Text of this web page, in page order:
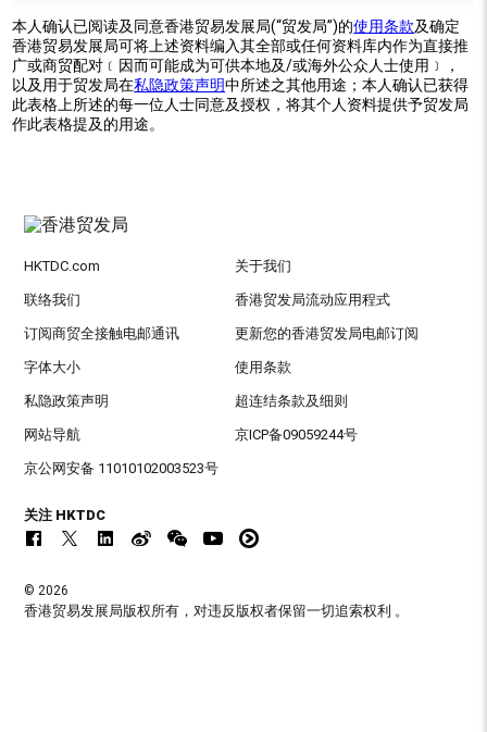
本人确认已阅读及同意香港贸易发展局(“贸发局”)的使用条款及确定
香港贸易发展局可将上述资料编入其全部或任何资料库内作为直接推
广或商贸配对﹝因而可能成为可供本地及/或海外公众人士使用﹞，
以及用于贸发局在私隐政策声明中所述之其他用途；本人确认已获得
此表格上所述的每一位人士同意及授权，将其个人资料提供予贸发局
作此表格提及的用途。
HKTDC.com 关于我们
联络我们 香港贸发局流动应用程式
订阅商贸全接触电邮通讯 更新您的香港贸发局电邮订阅
字体大小 使用条款
私隐政策声明 超连结条款及细则
网站导航 京ICP备09059244号
京公网安备 11010102003523号
关注 HKTDC
© 2026
香港贸易发展局版权所有，对违反版权者保留一切追索权利 。